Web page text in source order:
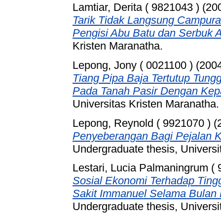
Lamtiar, Derita ( 9821043 )
Tarik Tidak Langsung
Pengisi Abu Batu dan Serbuk
Kristen Maranatha.
Lepong, Jony ( 0021100 )
Tiang Pipa Baja Tertutup
Pada Tanah Pasir Dengan
Universitas Kristen Maranatha.
Lepong, Reynold ( 9921070 )
Penyeberangan Bagi Pejalan
Undergraduate thesis,
Lestari, Lucia Palmaningrum (
Sosial Ekonomi Terhadap
Sakit Immanuel Selama
Undergraduate thesis,